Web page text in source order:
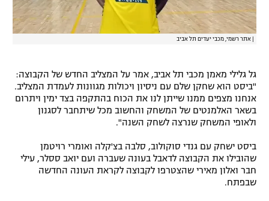
לוח דרושים – ג'ובנט
תגיות
אתר רשמי, מכבי יעדים תל אביב
גל גלילי מאמן מכבי תל אביב, אמר על המצליב החדש של הקבוצה:
"ביסט הוא שחקן שלם עם ניסיון ויכולות מגוונות לעמדת המצליב.
אנחנו מצפים ממנו שייתן לנו את הכוח בהתקפה בצד ימין ויתרום
בשאר האלמנטים של המשחק והחשוב מכל שיתחבר לסגנון
ולאופי המשחק שנרצה לשחק השנה".
ביסט ישחק עם גנדי סוקולוב, סלבה בצ'קלה ואומרי רויטמן
שהובילו את הקבוצה לדאבל בעונה שעברה ועם יואב ססלר, עילי
חבר ואלון מאירי שהצטרפו לקבוצה לקראת העונה החדשה
שבפתח.